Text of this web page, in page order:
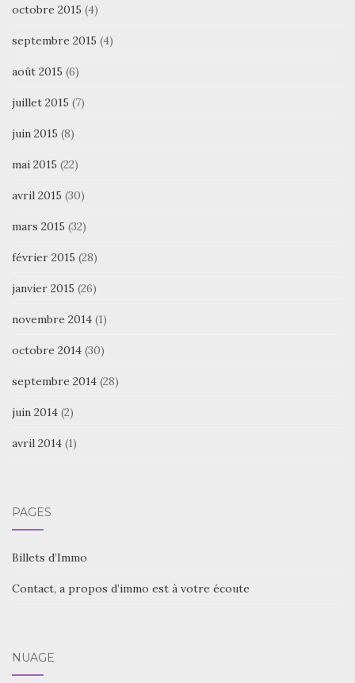
octobre 2015 (4)
septembre 2015 (4)
août 2015 (6)
juillet 2015 (7)
juin 2015 (8)
mai 2015 (22)
avril 2015 (30)
mars 2015 (32)
février 2015 (28)
janvier 2015 (26)
novembre 2014 (1)
octobre 2014 (30)
septembre 2014 (28)
juin 2014 (2)
avril 2014 (1)
PAGES
Billets d’Immo
Contact, a propos d’immo est à votre écoute
NUAGE